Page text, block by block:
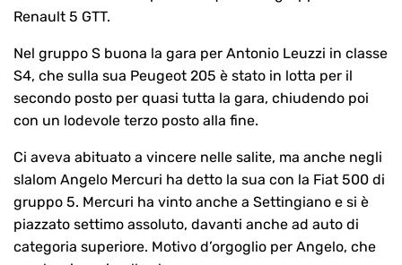
Renault 5 GTT.
Nel gruppo S buona la gara per Antonio Leuzzi in classe
S4, che sulla sua Peugeot 205 è stato in lotta per il
secondo posto per quasi tutta la gara, chiudendo poi
con un lodevole terzo posto alla fine.
Ci aveva abituato a vincere nelle salite, ma anche negli
slalom Angelo Mercuri ha detto la sua con la Fiat 500 di
gruppo 5. Mercuri ha vinto anche a Settingiano e si è
piazzato settimo assoluto, davanti anche ad auto di
categoria superiore. Motivo d’orgoglio per Angelo, che